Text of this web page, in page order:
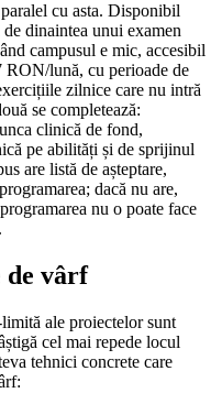
cu asta. Disponibil
dinaintea unui examen
campusul e mic, accesibil
RON/lună, cu perioade de
zilnice care nu intră
se completează:
clinică de fond,
pe abilități și de sprijinul
are listă de așteptare,
dacă nu are,
nu o poate face
de vârf
ale proiectelor sunt
cel mai repede locul
tehnici concrete care